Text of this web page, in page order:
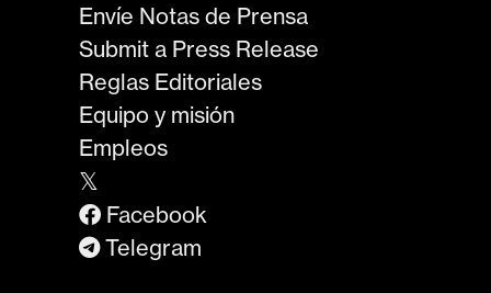
Envíe Notas de Prensa
Submit a Press Release
Reglas Editoriales
Equipo y misión
Empleos
𝕏
Facebook
Telegram